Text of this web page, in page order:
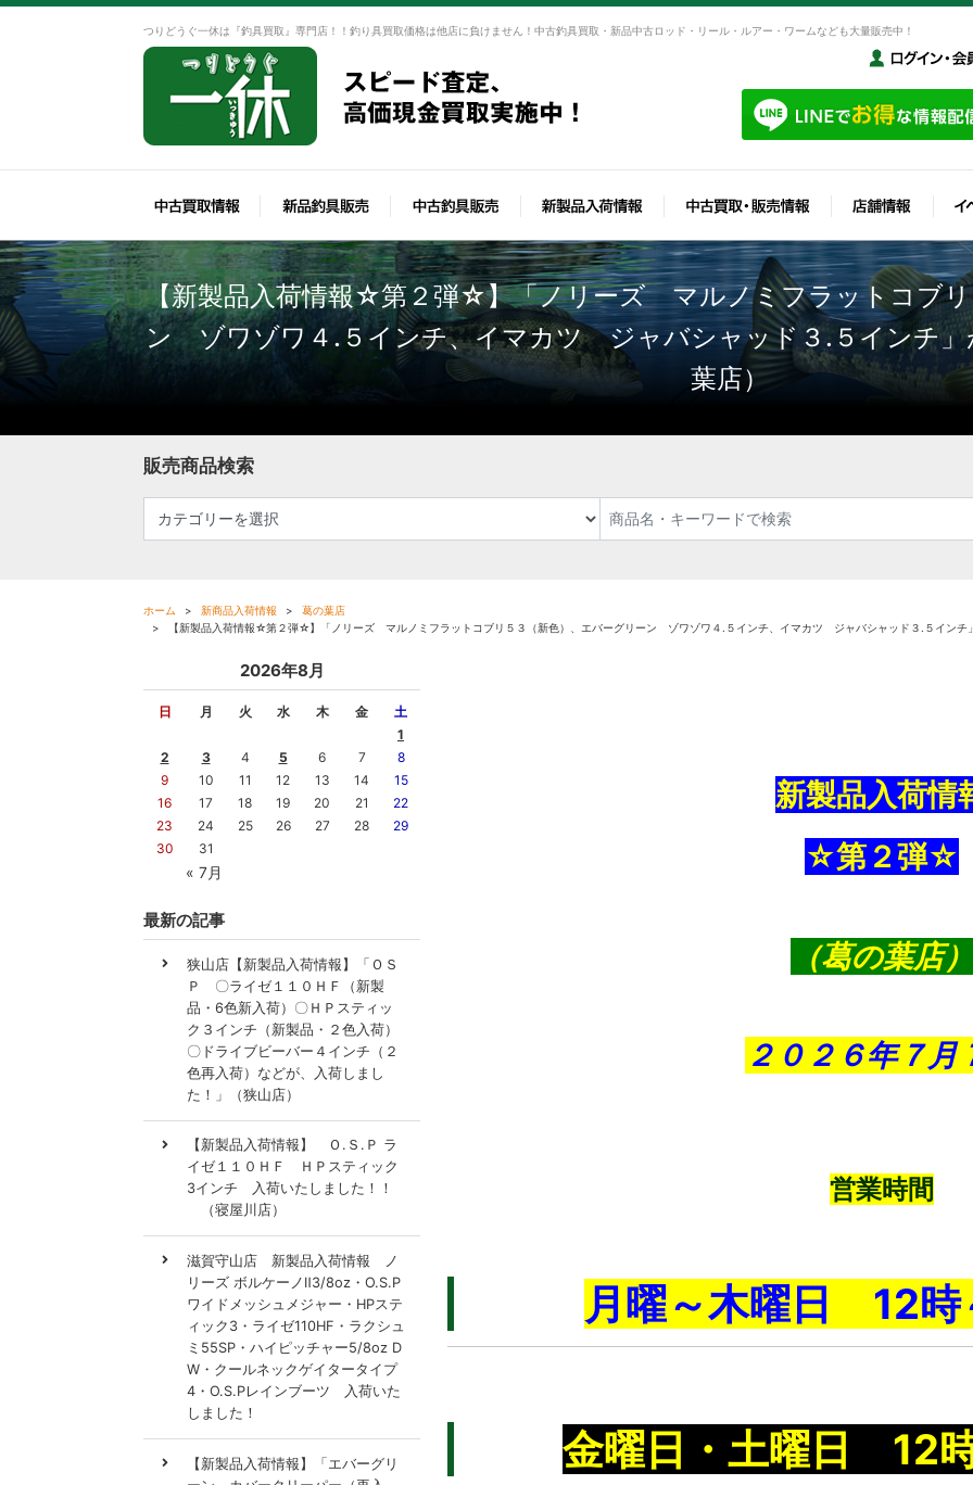
つりどうぐ一休は『釣具買取』専門店！！釣り具買取価格は他店に負けません！中古釣具買取・新品中古ロッド・リール・ルアー・ワームなども大量販売中！
【新製品入荷情報☆第２弾☆】「ノリーズ マルノミフラットコブリ
ン ゾワゾワ４.５インチ、イマカツ ジャバシャッド３.５インチ」
葉店）
販売商品検索
ホーム 新商品入荷情報
葛の葉店
【新製品入荷情報☆第２弾☆】「ノリーズ マルノミフラットコブリ５３（新色）、エバーグリーン ゾワゾワ４.５インチ、イマカツ ジャバシャッド３.５インチ
新製品入荷情
☆第２弾☆
（葛の葉店）
２０２６年７月
営業時間
月曜～木曜日 12時
金曜日・土曜日 12
2026年8月
日 月 火 水 木 金 土
« 7月
1
2
3 4 5 6 7
8
9
10 11 12 13 14
15
16
17 18 19 20 21
22
23
24 25 26 27 28
29
30
31
最新の記事
狭山店【新製品入荷情報】「ＯＳ
Ｐ 〇ライゼ１１０ＨＦ（新製
品・6色新入荷）〇ＨＰスティッ
ク３インチ（新製品・２色入荷）
〇ドライブビーバー４インチ（２
色再入荷）などが、入荷しまし
た！」（狭山店）
【新製品入荷情報】 Ｏ.Ｓ.Ｐ ラ
イゼ１１０ＨＦ ＨＰスティック
3インチ 入荷いたしました！！
（寝屋川店）
滋賀守山店 新製品入荷情報 ノ
リーズ ボルケーノⅡ3/8oz・O.S.P
ワイドメッシュメジャー・HPステ
ィック3・ライゼ110HF・ラクシュ
ミ55SP・ハイピッチャー5/8oz D
W・クールネックゲイタータイプ
4・O.S.Pレインブーツ 入荷いた
しました！
【新製品入荷情報】「エバーグリ